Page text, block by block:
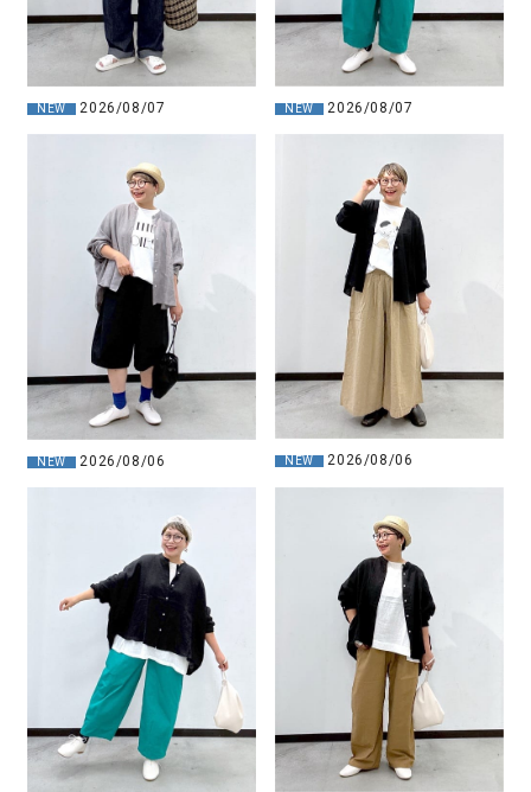
NEW 2026/08/07 NEW 2026/08/07
NEW 2026/08/06 NEW 2026/08/06